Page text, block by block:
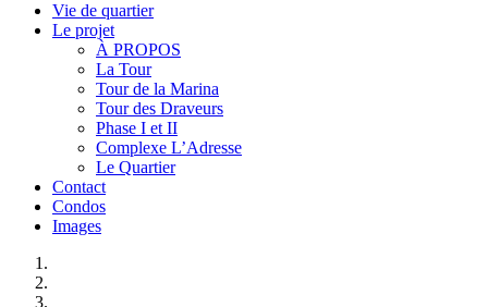
Vie de quartier
Le projet
À PROPOS
La Tour
Tour de la Marina
Tour des Draveurs
Phase I et II
Complexe L’Adresse
Le Quartier
Contact
Condos
Images